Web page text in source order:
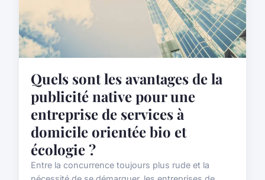
Quels sont les avantages de la
publicité native pour une
entreprise de services à
domicile orientée bio et
écologie ?
Entre la concurrence toujours plus rude et la